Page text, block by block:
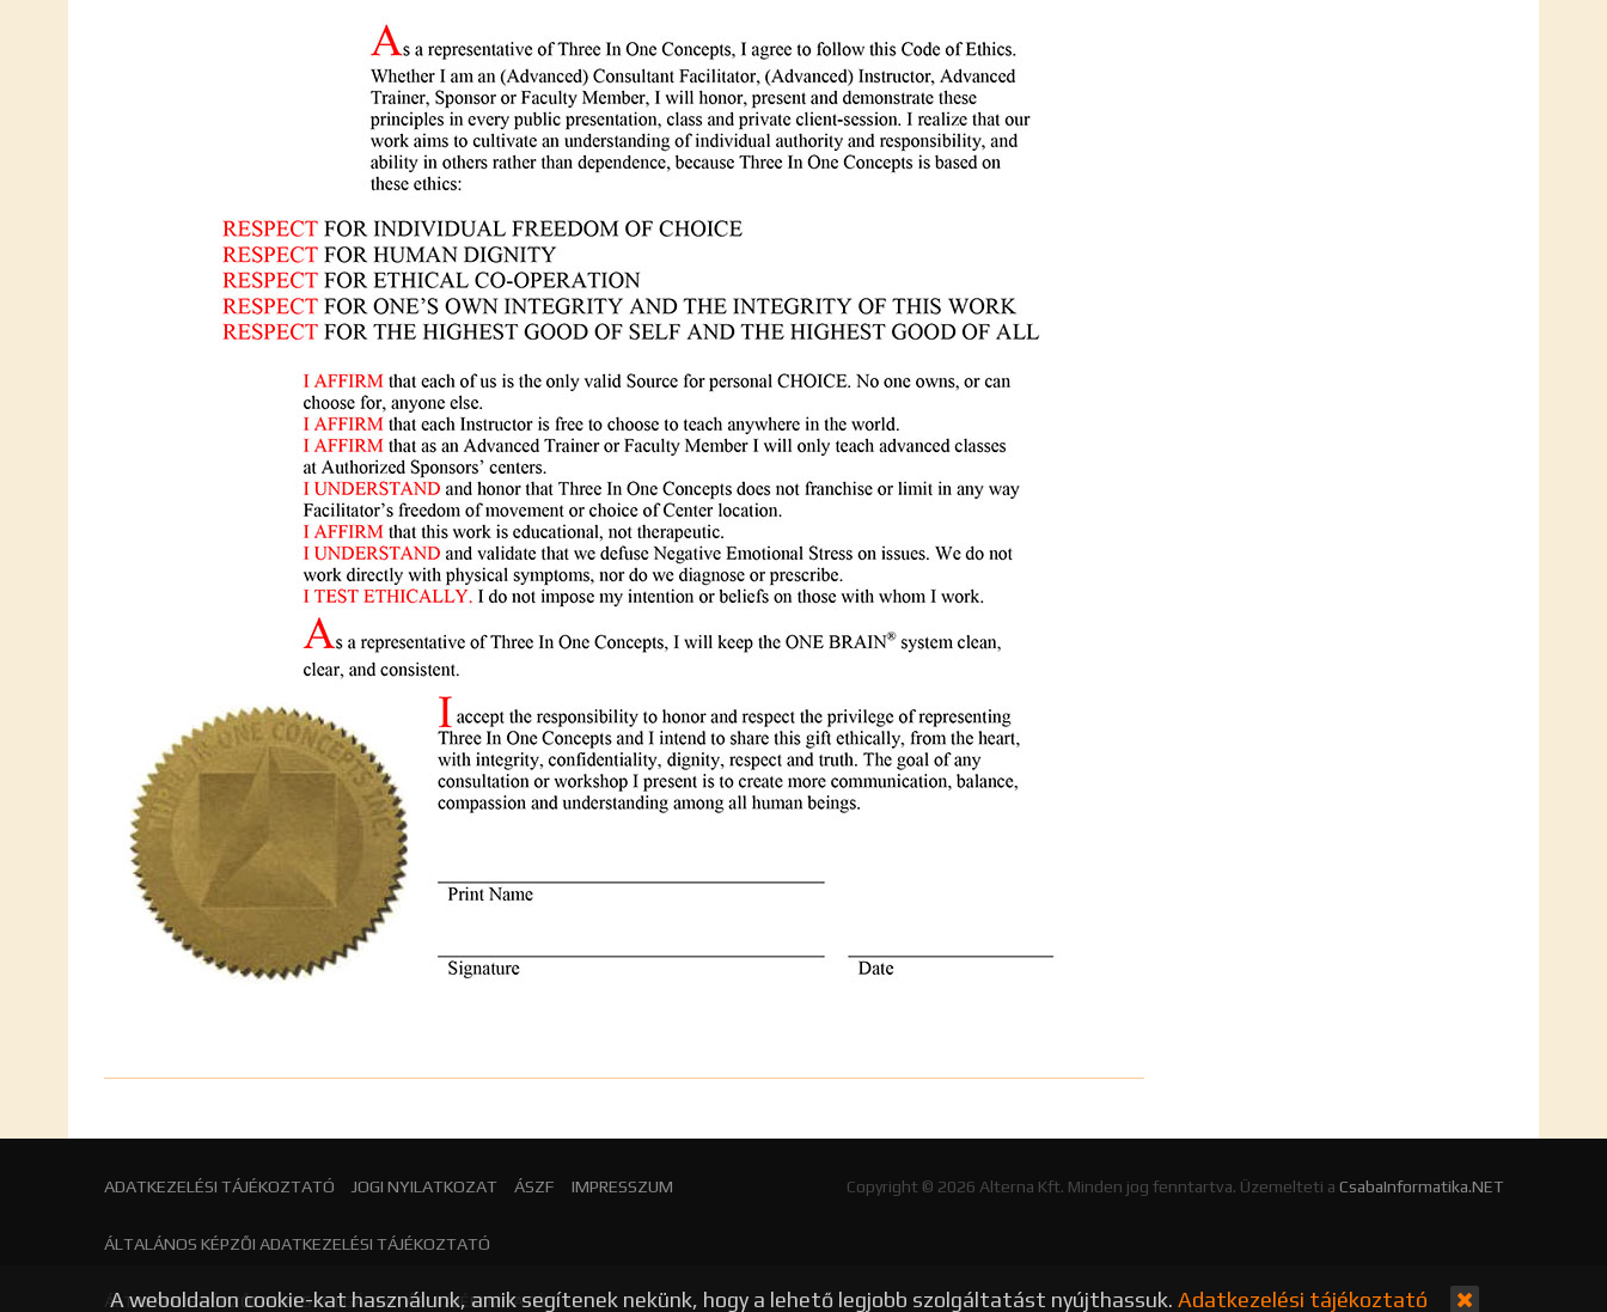
ADATKEZELÉSI TÁJÉKOZTATÓ JOGI NYILATKOZAT ÁSZF IMPRESSZUM
ÁLTALÁNOS KÉPZŐI ADATKEZELÉSI TÁJÉKOZTATÓ
ÁLTALÁNOS KÉPZŐI ADATSZOLGÁLTATÁSI TÁJÉKOZTATÓ
Copyright © 2026 Alterna Kft. Minden jog fenntartva. Üzemelteti a CsabaInformatika.NET
A weboldalon cookie-kat használunk, amik segítenek nekünk, hogy a lehető legjobb szolgáltatást nyújthassuk. Adatkezelési tájékoztató